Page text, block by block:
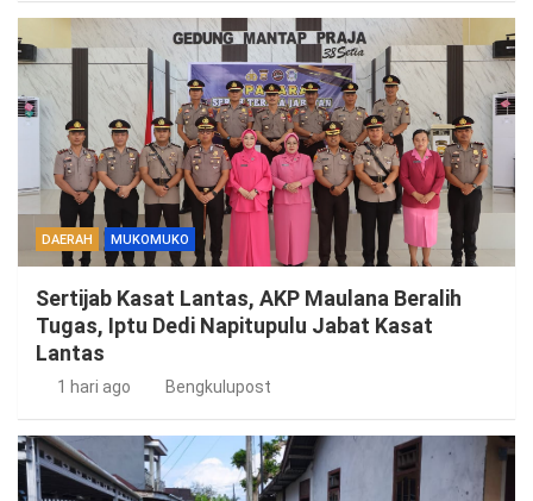
DAERAH MUKOMUKO
Sertijab Kasat Lantas, AKP Maulana Beralih
Tugas, Iptu Dedi Napitupulu Jabat Kasat
Lantas
1 hari ago Bengkulupost